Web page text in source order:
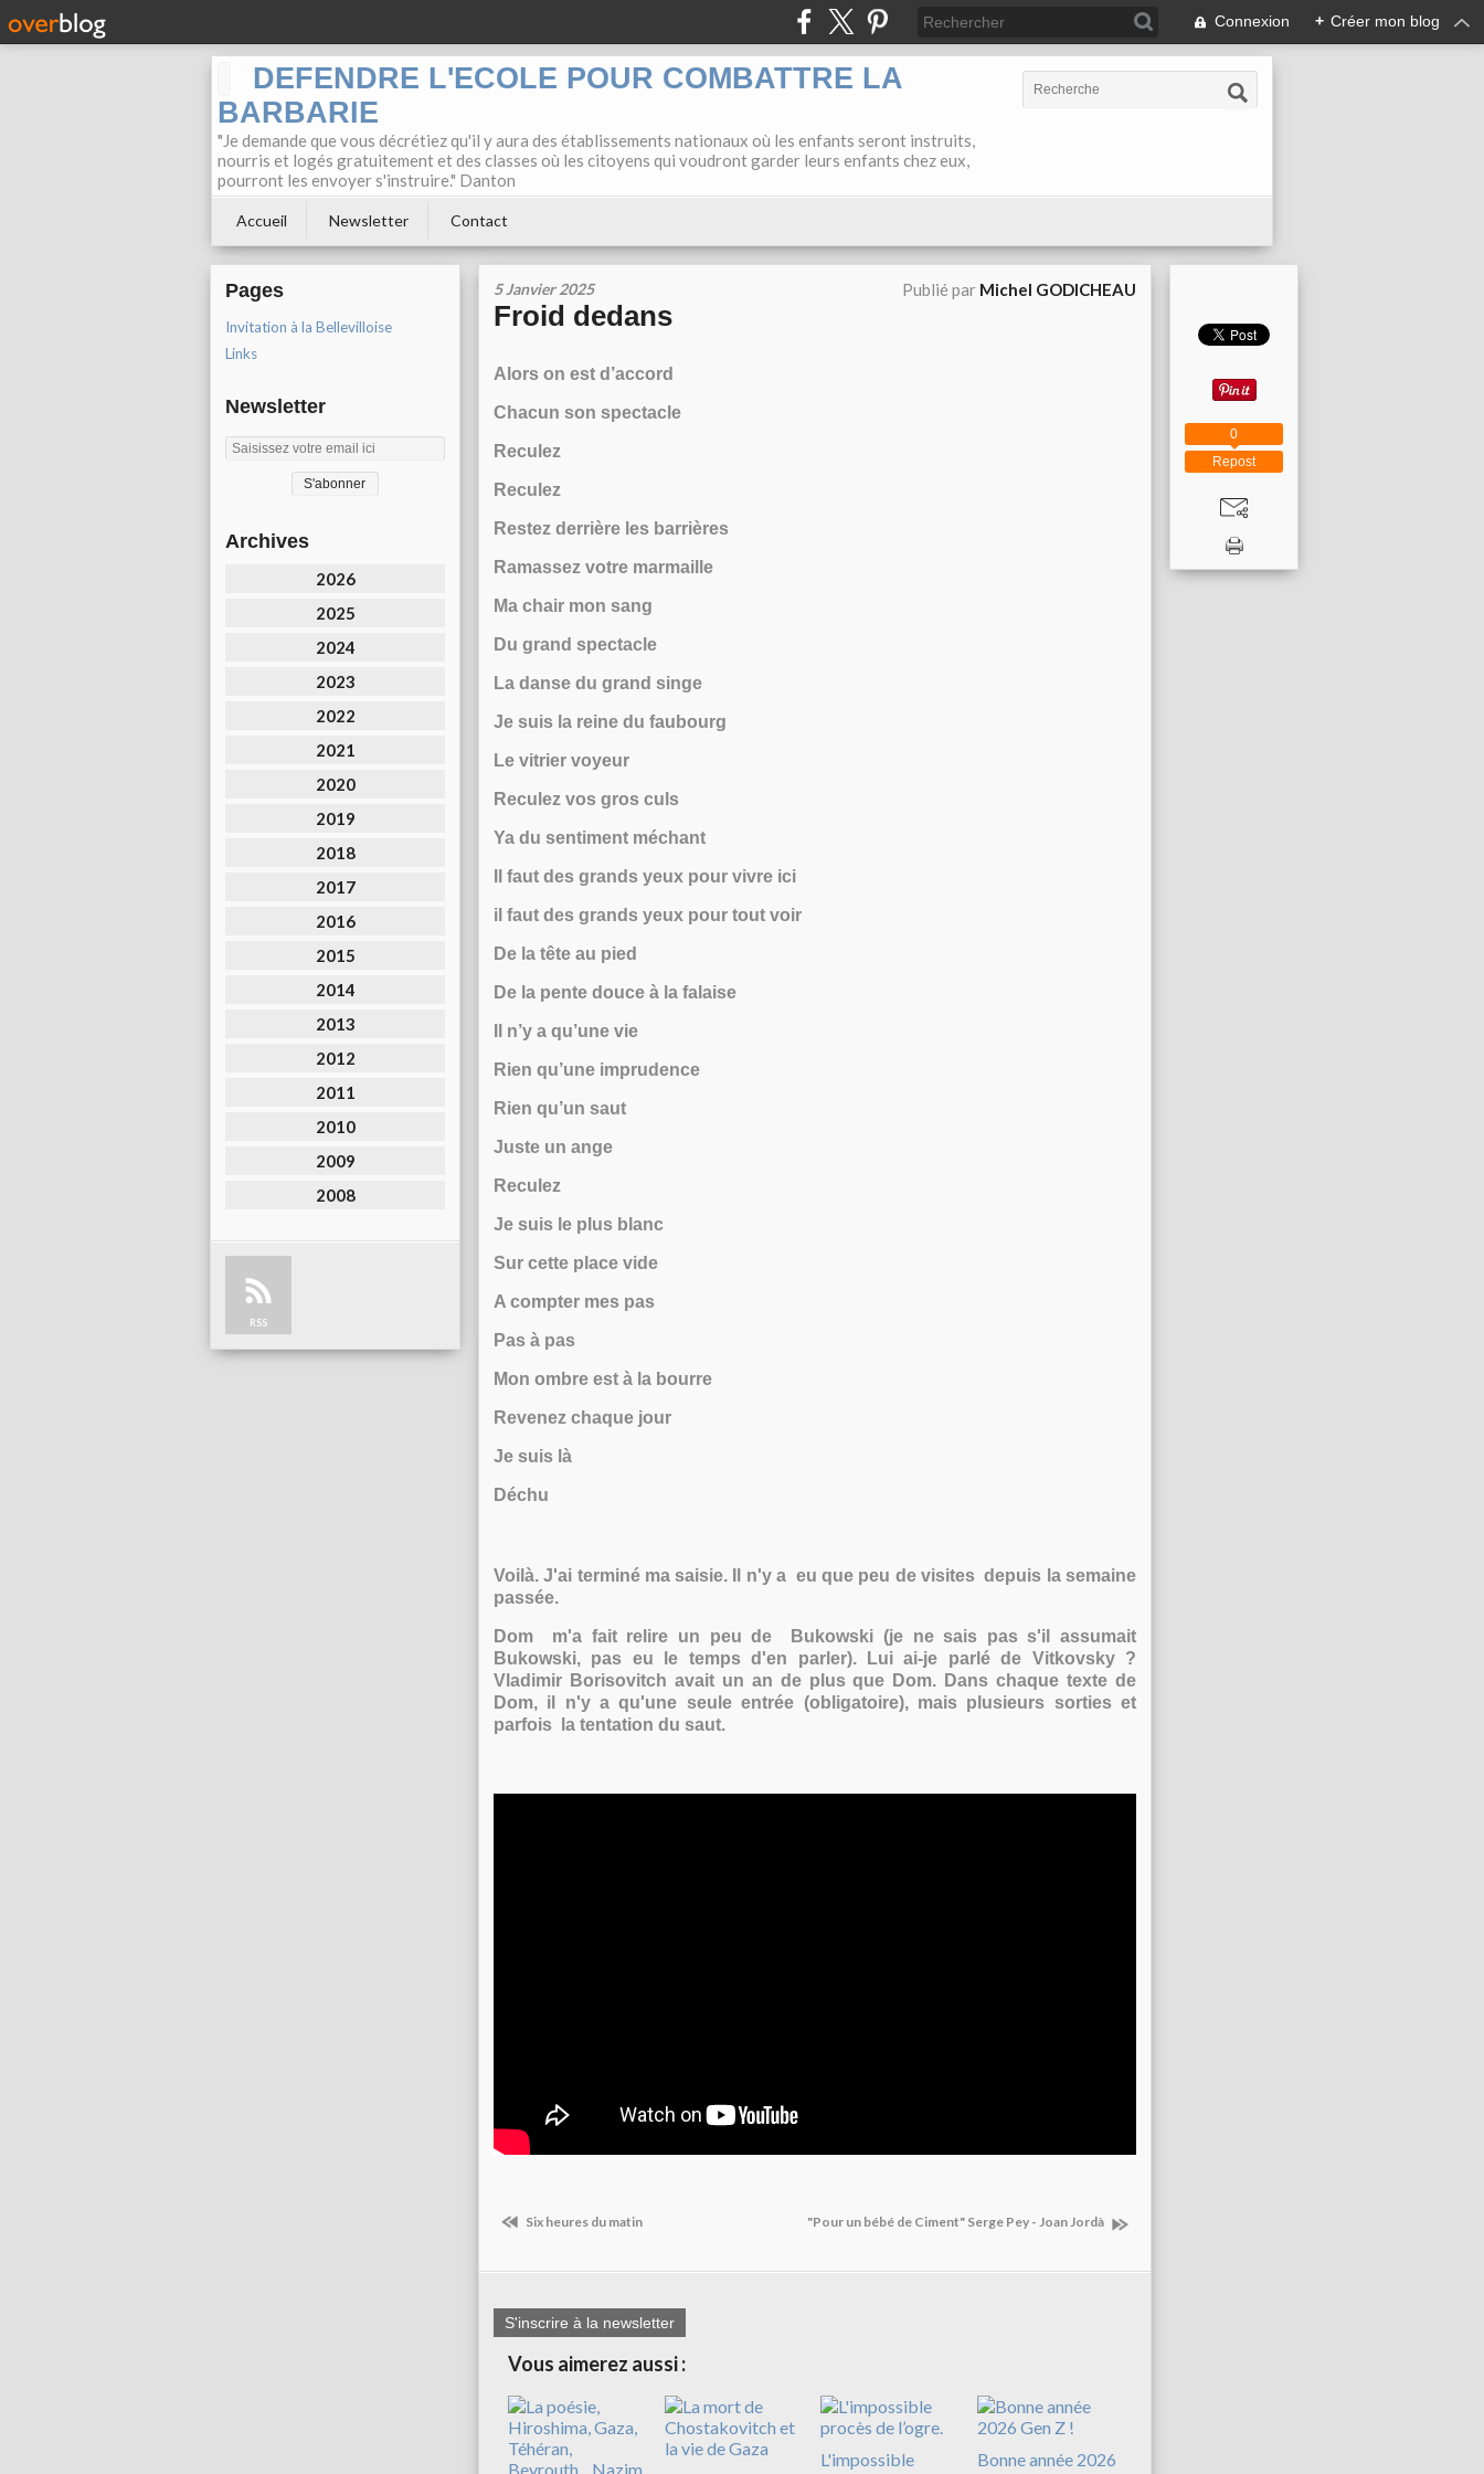
Connexion + Créer mon blog
DEFENDRE L'ECOLE POUR COMBATTRE LA
BARBARIE
"Je demande que vous décrétiez qu'il y aura des établissements nationaux où les enfants seront instruits,
nourris et logés gratuitement et des classes où les citoyens qui voudront garder leurs enfants chez eux,
pourront les envoyer s'instruire." Danton
Accueil Newsletter Contact
Pages
Invitation à la Bellevilloise
Links
Newsletter
Archives
2026
2025
2024
2023
2022
2021
2020
2019
2018
2017
2016
2015
2014
2013
2012
2011
2010
2009
2008
RSS
5 Janvier 2025 Publié par Michel GODICHEAU
Froid dedans
Alors on est d’accord
Chacun son spectacle
Reculez
Reculez
Restez derrière les barrières
Ramassez votre marmaille
Ma chair mon sang
Du grand spectacle
La danse du grand singe
Je suis la reine du faubourg
Le vitrier voyeur
Reculez vos gros culs
Ya du sentiment méchant
Il faut des grands yeux pour vivre ici
il faut des grands yeux pour tout voir
De la tête au pied
De la pente douce à la falaise
Il n’y a qu’une vie
Rien qu’une imprudence
Rien qu’un saut
Juste un ange
Reculez
Je suis le plus blanc
Sur cette place vide
A compter mes pas
Pas à pas
Mon ombre est à la bourre
Revenez chaque jour
Je suis là
Déchu
Voilà. J'ai terminé ma saisie. Il n'y a eu que peu de visites depuis la semaine
passée.
Dom m'a fait relire un peu de Bukowski (je ne sais pas s'il assumait
Bukowski, pas eu le temps d'en parler). Lui ai-je parlé de Vitkovsky ?
Vladimir Borisovitch avait un an de plus que Dom. Dans chaque texte de
Dom, il n'y a qu'une seule entrée (obligatoire), mais plusieurs sorties et
parfois la tentation du saut.
Six heures du matin "Pour un bébé de Ciment" Serge Pey - Joan Jordà
S'inscrire à la newsletter
Vous aimerez aussi :
L'impossible
Bonne année 2026
Repost
0